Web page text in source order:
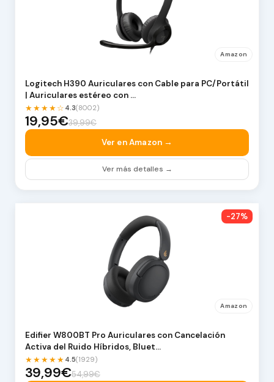
Amazon
Logitech H390 Auriculares con Cable para PC/Portátil
| Auriculares estéreo con …
★★★★☆ 4.3(8002)
19,95€39,99€
Ver en Amazon →
Ver más detalles →
-27%
Amazon
Edifier W800BT Pro Auriculares con Cancelación
Activa del Ruido Híbridos, Bluet…
★★★★★ 4.5(1929)
39,99€54,99€